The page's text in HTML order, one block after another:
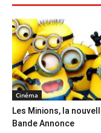
Cinéma
Les Minions, la
Bande Annonce